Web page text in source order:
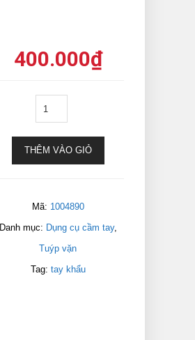
400.000₫
THÊM VÀO GIỎ
Mã: 1004890
Danh mục: Dụng cụ cầm tay,
Tuýp vặn
Tag: tay khẩu